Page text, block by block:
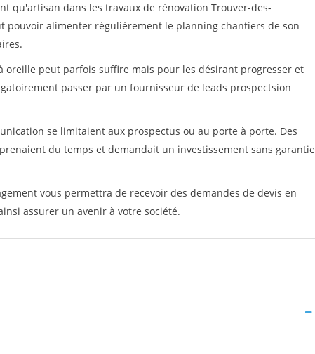
qu'artisan dans les travaux de rénovation Trouver-des-
pouvoir alimenter régulièrement le planning chantiers de son
oreille peut parfois suffire mais pour les désirant progresser et
passer par un fournisseur de leads prospectsion
se limitaient aux prospectus ou au porte à porte. Des
du temps et demandait un investissement sans garantie
vous permettra de recevoir des demandes de devis en
assurer un avenir à votre société.